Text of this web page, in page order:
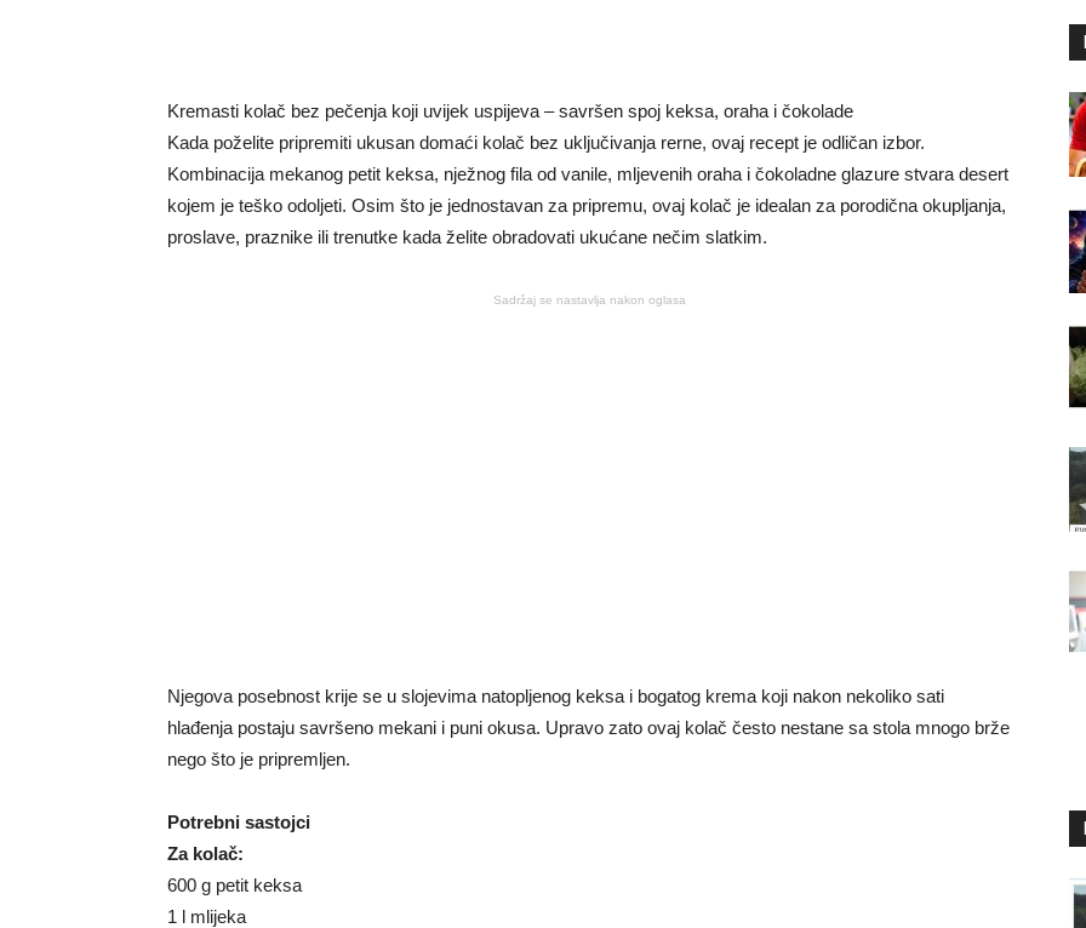
Kremasti kolač bez pečenja koji uvijek uspijeva – savršen spoj keksa, oraha i čokolade
Kada poželite pripremiti ukusan domaći kolač bez uključivanja rerne, ovaj recept je odličan izbor.
Kombinacija mekanog petit keksa, nježnog fila od vanile, mljevenih oraha i čokoladne glazure stvara desert
kojem je teško odoljeti. Osim što je jednostavan za pripremu, ovaj kolač je idealan za porodična okupljanja,
proslave, praznike ili trenutke kada želite obradovati ukućane nečim slatkim.
Sadržaj se nastavlja nakon oglasa
Njegova posebnost krije se u slojevima natopljenog keksa i bogatog krema koji nakon nekoliko sati
hlađenja postaju savršeno mekani i puni okusa. Upravo zato ovaj kolač često nestane sa stola mnogo brže
nego što je pripremljen.
Potrebni sastojci
Za kolač:
600 g petit keksa
1 l mlijeka